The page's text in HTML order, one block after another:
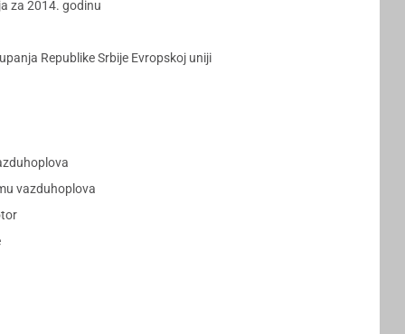
za 2014. godinu
Republike Srbije Evropskoj uniji
vazduhoplova